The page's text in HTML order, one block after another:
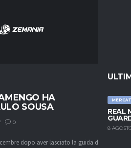
REAL
8
HA
SOUSA
0
dopo aver lasciato la guida della